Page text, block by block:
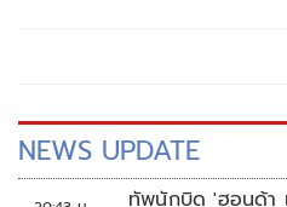
NEWS UPDATE
ทัพนักบิด 'ฮอนด้า